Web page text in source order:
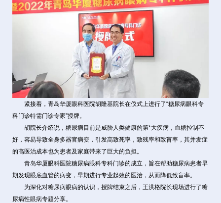
紧接着，青岛华厦眼科医院胡隆基院长在仪式上进行了“糖尿病眼科专
科门诊特需门诊专家”授牌。
胡院长介绍说，糖尿病目前是威胁人类健康的第*大疾病，血糖控制不
好，容易导致全身多器官病变，引发高致死率，致残率和致盲率，其并发症
的高医治成本也为患者及家庭带来了巨大的负担。
青岛华厦眼科医院糖尿病眼科专科门诊的成立，旨在帮助糖尿病患者早
期发现眼底血管的病变，早期进行专业起效的医治，从而降低致盲率。
为深化对糖尿病眼病的认识，授牌结束之后，王洪格院长现场进行了糖
尿病性眼病专题分享。